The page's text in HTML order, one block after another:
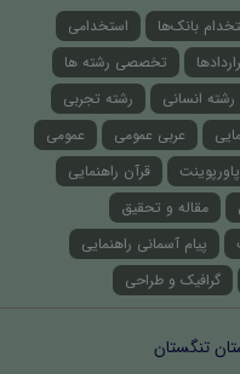
بانک‌ها
استخدامی
تخصصی رشته ها
رشته انسانی
رشته تجربی
عربی عمومی
عمومی
قرآن راهنمایی
مقاله و تحقیق
پیام آسمانی راهنمایی
گرافیک و طراحی
تنگستان